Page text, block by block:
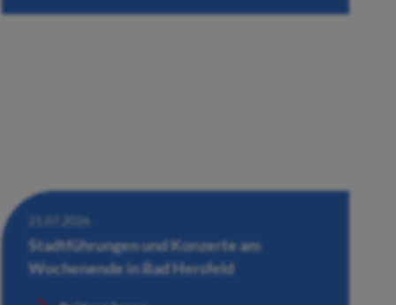
21.07.2026
Stadtführungen und Konzerte am
Wochenende in Bad Hersfeld